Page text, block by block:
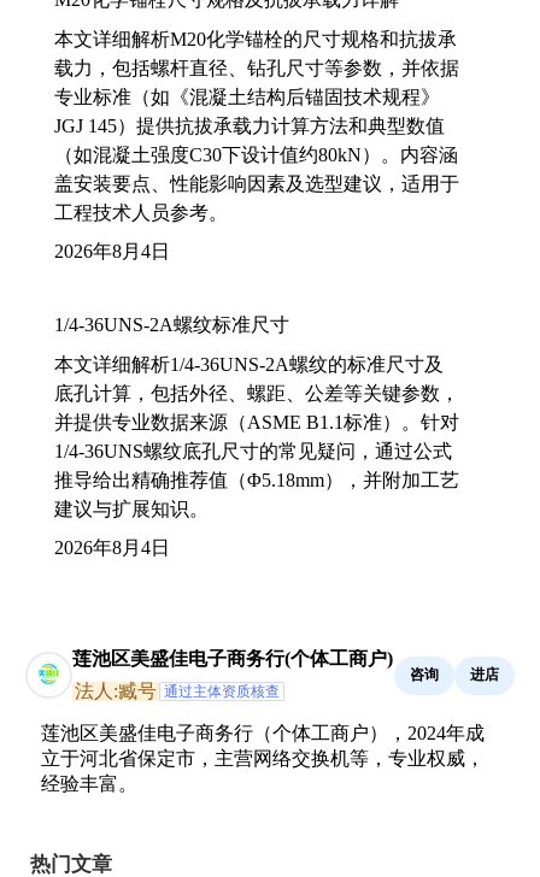
本文详细解析M20化学锚栓的尺寸规格和抗拔承
载力，包括螺杆直径、钻孔尺寸等参数，并依据
专业标准（如《混凝土结构后锚固技术规程》
JGJ 145）提供抗拔承载力计算方法和典型数值
（如混凝土强度C30下设计值约80kN）。内容涵
盖安装要点、性能影响因素及选型建议，适用于
工程技术人员参考。
2026年8月4日
1/4-36UNS-2A螺纹标准尺寸
本文详细解析1/4-36UNS-2A螺纹的标准尺寸及
底孔计算，包括外径、螺距、公差等关键参数，
并提供专业数据来源（ASME B1.1标准）。针对
1/4-36UNS螺纹底孔尺寸的常见疑问，通过公式
推导给出精确推荐值（Φ5.18mm），并附加工艺
建议与扩展知识。
2026年8月4日
莲池区美盛佳电子商务行(个体工商户)
法人:臧号 通过主体资质核查
咨询 进店
莲池区美盛佳电子商务行（个体工商户），2024年成
立于河北省保定市，主营网络交换机等，专业权威，
经验丰富。
热门文章